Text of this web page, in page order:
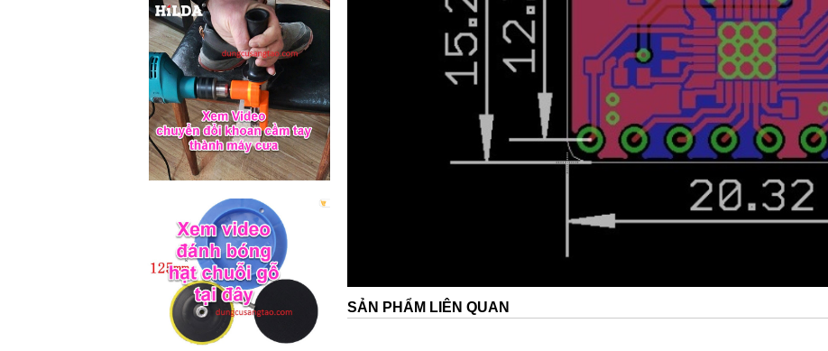
SẢN PHẨM LIÊN QUAN